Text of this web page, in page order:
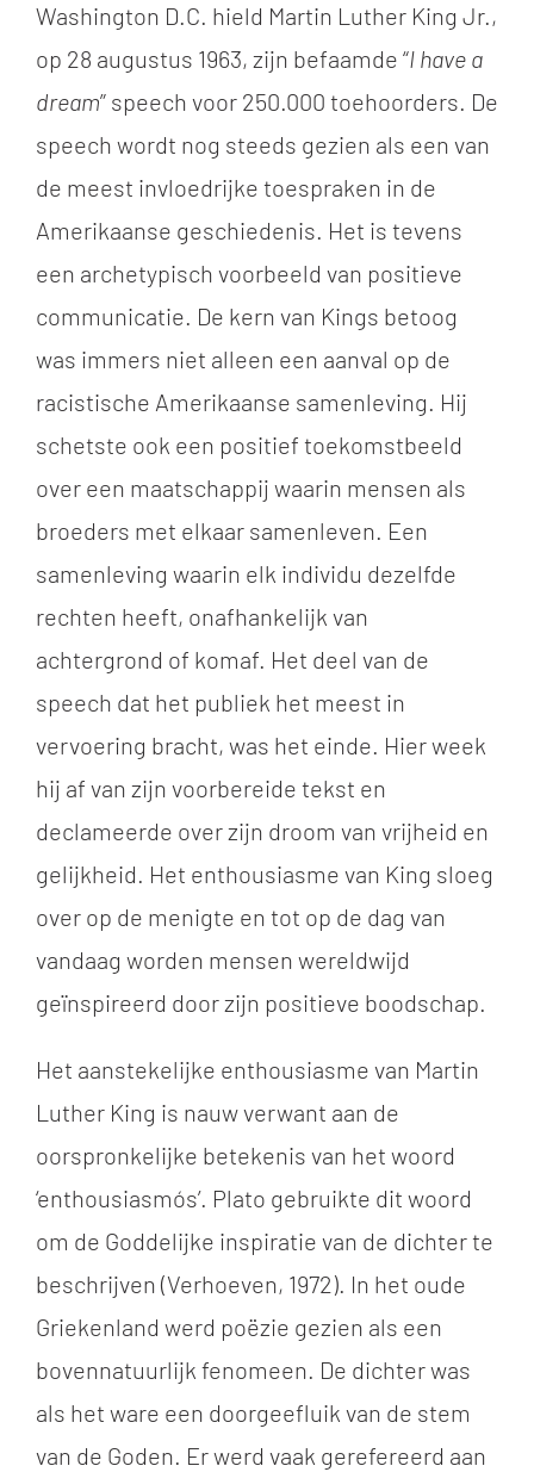
Washington D.C. hield Martin Luther King Jr.,
op 28 augustus 1963, zijn befaamde “I have a
dream” speech voor 250.000 toehoorders. De
speech wordt nog steeds gezien als een van
de meest invloedrijke toespraken in de
Amerikaanse geschiedenis. Het is tevens
een archetypisch voorbeeld van positieve
communicatie. De kern van Kings betoog
was immers niet alleen een aanval op de
racistische Amerikaanse samenleving. Hij
schetste ook een positief toekomstbeeld
over een maatschappij waarin mensen als
broeders met elkaar samenleven. Een
samenleving waarin elk individu dezelfde
rechten heeft, onafhankelijk van
achtergrond of komaf. Het deel van de
speech dat het publiek het meest in
vervoering bracht, was het einde. Hier week
hij af van zijn voorbereide tekst en
declameerde over zijn droom van vrijheid en
gelijkheid. Het enthousiasme van King sloeg
over op de menigte en tot op de dag van
vandaag worden mensen wereldwijd
geïnspireerd door zijn positieve boodschap.
Het aanstekelijke enthousiasme van Martin
Luther King is nauw verwant aan de
oorspronkelijke betekenis van het woord
‘enthousiasmós’. Plato gebruikte dit woord
om de Goddelijke inspiratie van de dichter te
beschrijven (Verhoeven, 1972). In het oude
Griekenland werd poëzie gezien als een
bovennatuurlijk fenomeen. De dichter was
als het ware een doorgeefluik van de stem
van de Goden. Er werd vaak gerefereerd aan